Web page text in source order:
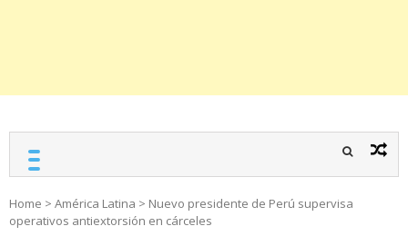
Home > América Latina > Nuevo presidente de Perú supervisa
operativos antiextorsión en cárceles